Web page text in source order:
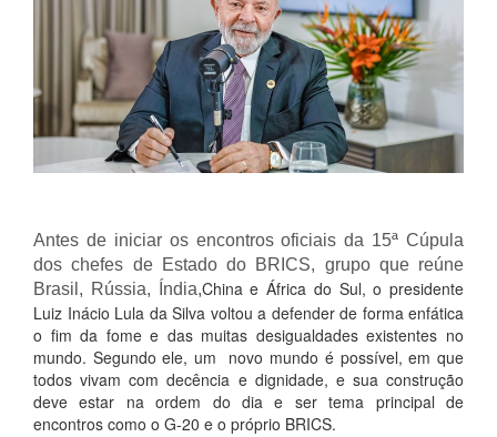
Antes de iniciar os encontros oficiais da 15ª Cúpula
dos chefes de Estado do BRICS, grupo que reúne
Brasil, Rússia, Índia,China e África do Sul, o presidente
Luiz Inácio Lula da Silva voltou a defender de forma enfática
o fim da fome e das muitas desigualdades existentes no
mundo. Segundo ele, um novo mundo é possível, em que
todos vivam com decência e dignidade, e sua construção
deve estar na ordem do dia e ser tema principal de
encontros como o G-20 e o próprio BRICS.